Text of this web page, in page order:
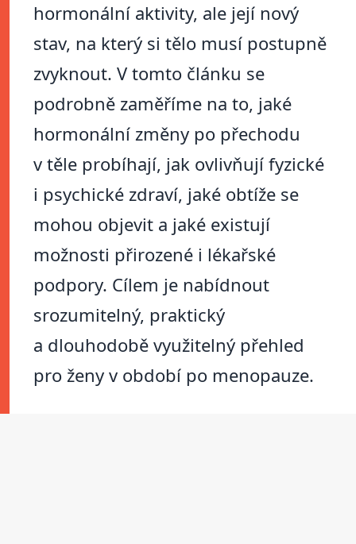
hormonální aktivity, ale její nový
stav, na který si tělo musí postupně
zvyknout. V tomto článku se
podrobně zaměříme na to, jaké
hormonální změny po přechodu
v těle probíhají, jak ovlivňují fyzické
i psychické zdraví, jaké obtíže se
mohou objevit a jaké existují
možnosti přirozené i lékařské
podpory. Cílem je nabídnout
srozumitelný, praktický
a dlouhodobě využitelný přehled
pro ženy v období po menopauze.